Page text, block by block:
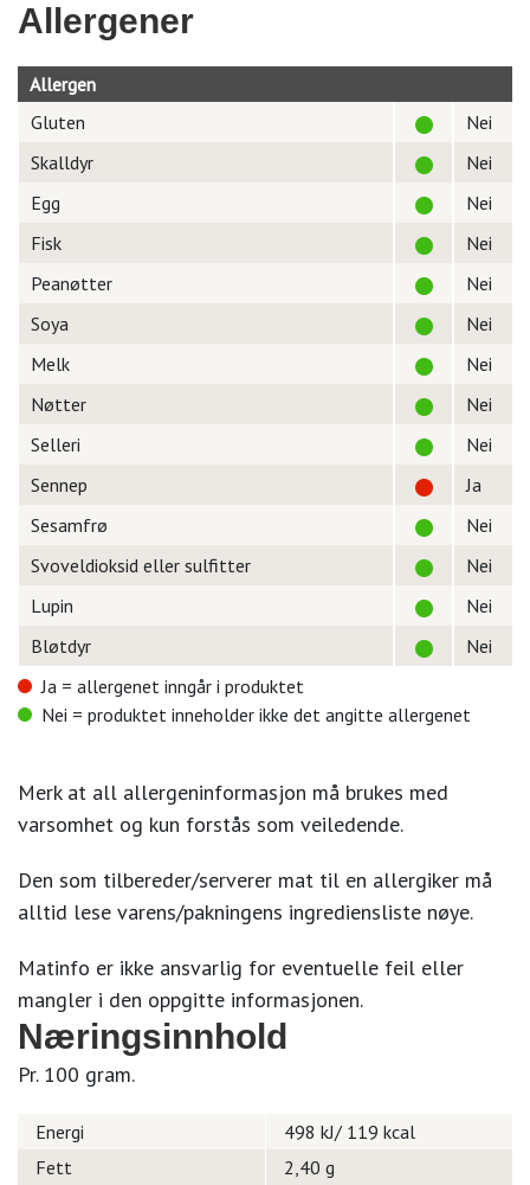
Allergener
Allergen
Gluten
Nei
Skalldyr
Nei
Egg
Nei
Fisk
Nei
Peanøtter
Nei
Soya
Nei
Melk
Nei
Nøtter
Nei
Selleri
Nei
Sennep
Ja
Sesamfrø
Nei
Svoveldioksid eller sulfitter
Nei
Lupin
Nei
Bløtdyr
Nei
Ja = allergenet inngår i produktet
Nei = produktet inneholder ikke det angitte allergenet
Merk at all allergeninformasjon må brukes med
varsomhet og kun forstås som veiledende.
Den som tilbereder/serverer mat til en allergiker må
alltid lese varens/pakningens ingrediensliste nøye.
Matinfo er ikke ansvarlig for eventuelle feil eller
mangler i den oppgitte informasjonen.
Næringsinnhold
Pr. 100 gram.
Energi
498 kJ/ 119 kcal
Fett
2,40 g